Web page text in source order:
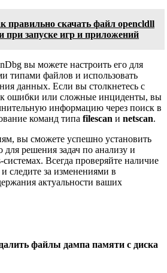
правильно скачать файл opencldll
при запуске игр и приложений
вы можете настроить его для
типами файлов и использовать
данных. Если вы столкнетесь с
ошибки или сложные инциденты, вы
информацию через поиск в
команд типа filescan и netscan.
вы сможете успешно установить
для решения задач по анализу и
Всегда проверяйте наличие
следите за изменениями в
актуальности ваших
файлы дампа памяти с диска